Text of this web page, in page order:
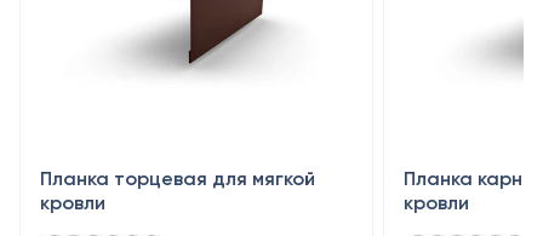
Планка торцевая для мягкой
кровли
Планка
кровли